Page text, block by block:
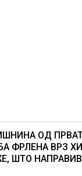
ОД
ФРЛЕНА ВРЗ
ШТО